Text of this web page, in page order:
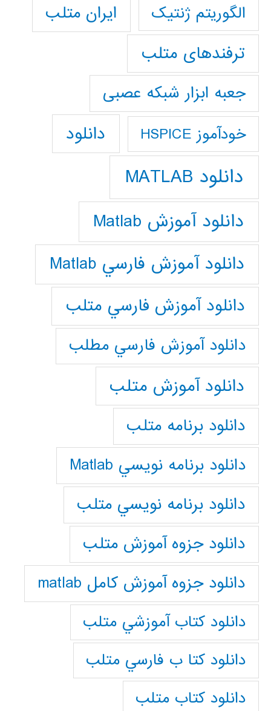
الگوریتم ژنتیک
ایران متلب
ترفندهای متلب
جعبه ابزار شبکه عصبی
خودآموز HSPICE دانلود
دانلود MATLAB
دانلود آموزش Matlab
دانلود آموزش فارسي Matlab
دانلود آموزش فارسي متلب
دانلود آموزش فارسي مطلب
دانلود آموزش متلب
دانلود برنامه متلب
دانلود برنامه نويسي Matlab
دانلود برنامه نويسي متلب
دانلود جزوه آموزش متلب
دانلود جزوه آموزش کامل matlab
دانلود كتاب آموزشي متلب
دانلود كتا ب فارسي متلب
دانلود كتاب متلب